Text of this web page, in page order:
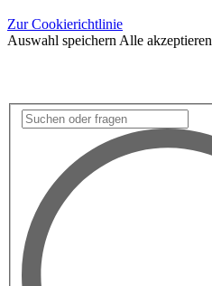
Zur Cookierichtlinie
Auswahl speichern Alle akzeptieren